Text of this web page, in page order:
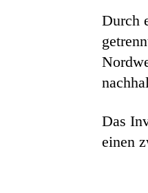
Durch
Das
einen